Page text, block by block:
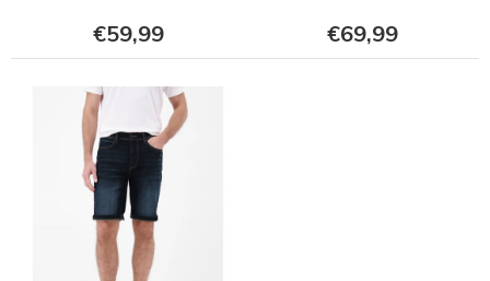
€59,99 €69,99